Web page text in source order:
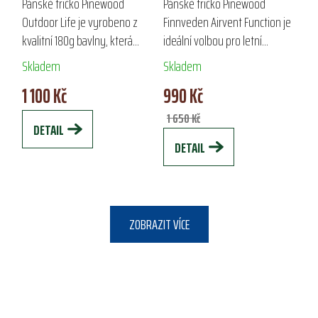
Outdoor Life je vyrobeno z
kvalitní 180g bavlny, která
zajišťuje komfort a měkkost. S
kulatým výstřihem a nápisem
Pinewood na hrudi je ideální
pro volný...
Skladem
1 100 Kč
DETAIL
AIRVENT FUNCTION
Finnveden Airvent Function je
ideální volbou pro letní
outdoorové aktivity. Vyrobeno
ze strečového materiálu s
technologií drirelease®, nabízí
vysokou...
Skladem
990 Kč
1 650 Kč
DETAIL
ZOBRAZIT VÍCE